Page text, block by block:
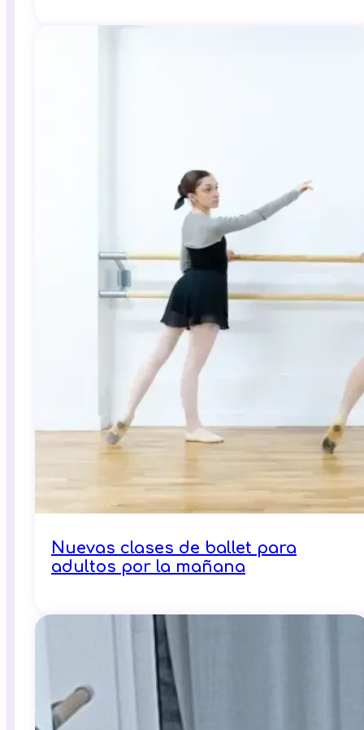
Nuevas clases de ballet para
adultos por la mañana